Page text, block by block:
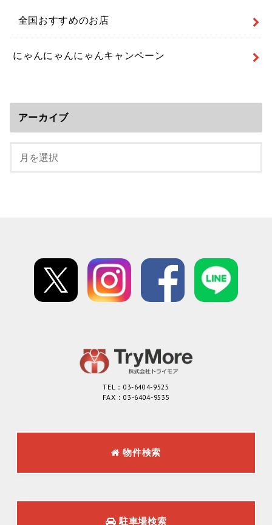
全国おすすめのお店
にゃんにゃんにゃんキャンペーン
アーカイブ
TEL：03-6404-9525
FAX：03-6404-9535
物件検索
駐車場検索